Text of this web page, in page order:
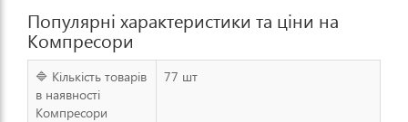
Популярні характеристики та ціни на
Компресори
🔷 Кількість товарів
в наявності
Компресори
77 шт